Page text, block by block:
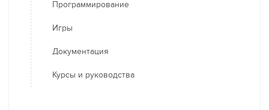
Программирование
Игры
Документация
Курсы и руководства